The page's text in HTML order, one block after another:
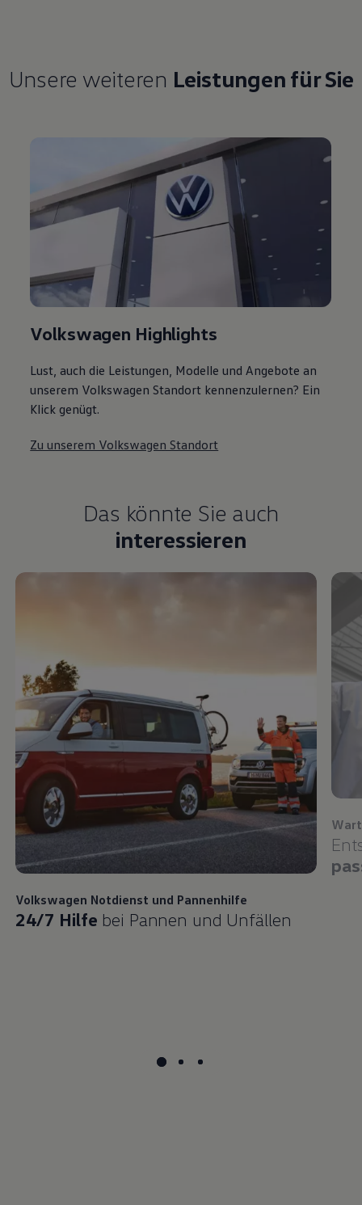
Unsere weiteren Leistungen für Sie
Volkswagen Highlights
Lust, auch die Leistungen, Modelle und Angebote an
unserem Volkswagen Standort kennenzulernen? Ein
Klick genügt.
Zu unserem Volkswagen Standort
Das könnte Sie auch
interessieren
Volkswagen Notdienst und Pannenhilfe
24/7 Hilfe bei Pannen und Unfällen